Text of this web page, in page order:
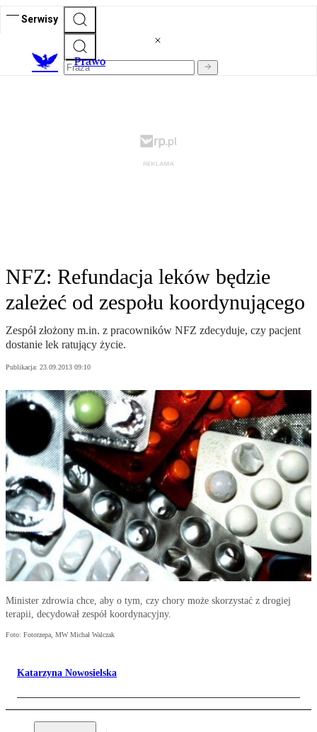
Serwisy
Prawo
NFZ: Refundacja leków będzie
zależeć od zespołu koordynującego
Zespół złożony m.in. z pracowników NFZ zdecyduje, czy pacjent
dostanie lek ratujący życie.
Publikacja: 23.09.2013 09:10
Minister zdrowia chce, aby o tym, czy chory może skorzystać z drogiej
terapii, decydował zespół koordynacyjny.
Foto: Fotorzepa, MW Michał Walczak
Katarzyna Nowosielska